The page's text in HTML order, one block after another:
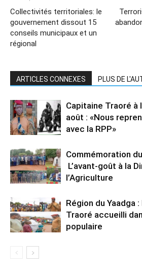
Collectivités territoriales: le
gouvernement dissout 15
conseils municipaux et un
régional
ARTICLES CONNEXES PLUS DE
Capitaine Traoré à
août : «Nous
avec la RPP»
Commémoration
L’avant-goût à la
l’Agriculture
Région du Yaadga
Traoré accueilli
populaire